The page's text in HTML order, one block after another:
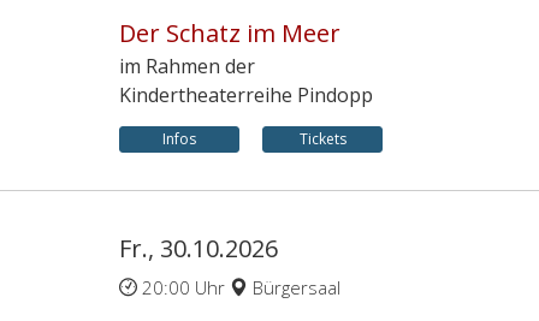
Der Schatz im Meer
im Rahmen der
Kindertheaterreihe Pindopp
Infos Tickets
Fr., 30.10.2026
20:00 Uhr Bürgersaal